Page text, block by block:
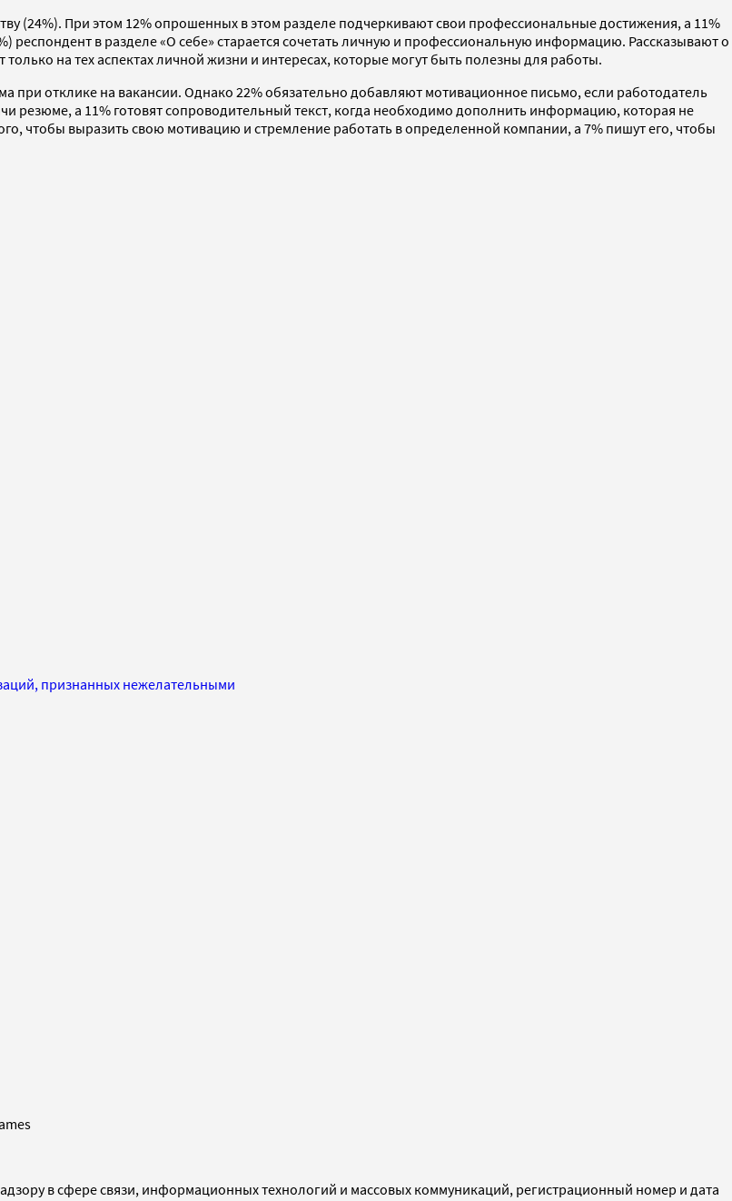
(24%). При этом 12% опрошенных в этом разделе подчеркивают свои профессиональные достижения, а 11%
в разделе «О себе» старается сочетать личную и профессиональную информацию. Рассказывают о
на тех аспектах личной жизни и интересах, которые могут быть полезны для работы.
при отклике на вакансии. Однако 22% обязательно добавляют мотивационное письмо, если работодатель
резюме, а 11% готовят сопроводительный текст, когда необходимо дополнить информацию, которая не
чтобы выразить свою мотивацию и стремление работать в определенной компании, а 7% пишут его, чтобы
признанных нежелательными
в сфере связи, информационных технологий и массовых коммуникаций, регистрационный номер и дата